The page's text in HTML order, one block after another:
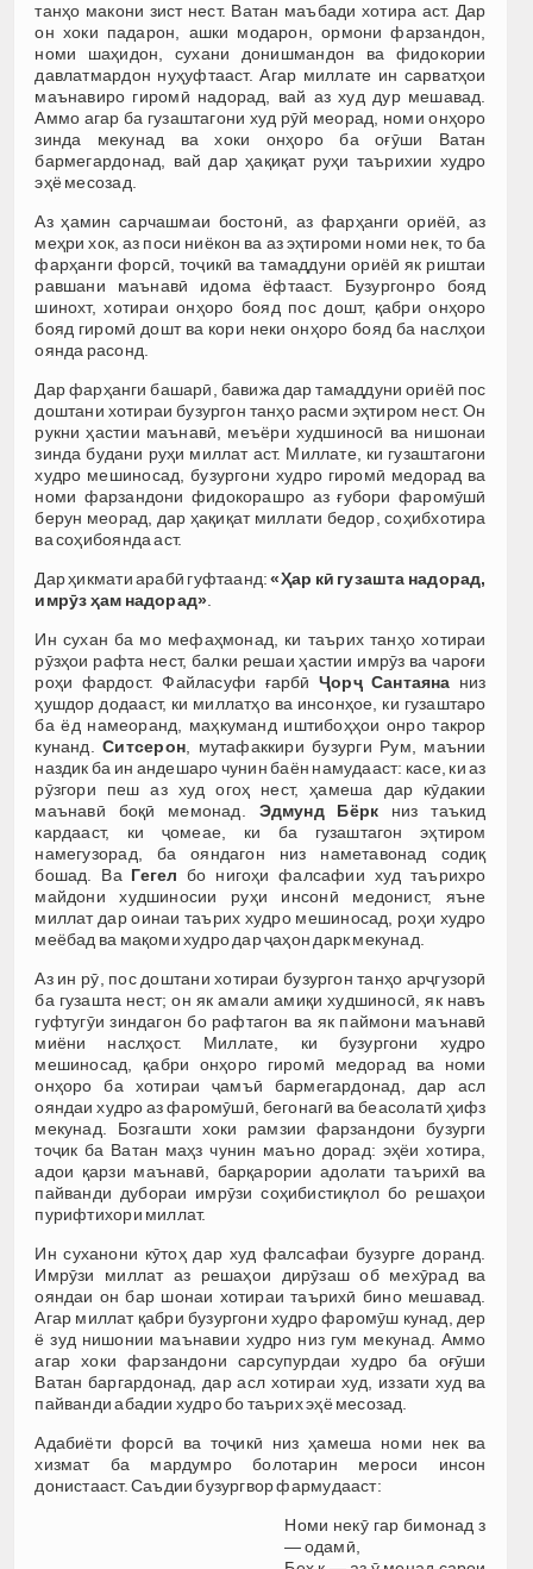
танҳо макони зист нест. Ватан маъбади хотира аст. Дар
он хоки падарон, ашки модарон, ормони фарзандон,
номи шаҳидон, сухани донишмандон ва фидокории
давлатмардон нуҳуфтааст. Агар миллате ин сарватҳои
маънавиро гиромӣ надорад, вай аз худ дур мешавад.
Аммо агар ба гузаштагони худ рӯй меорад, номи онҳоро
зинда мекунад ва хоки онҳоро ба оғӯши Ватан
бармегардонад, вай дар ҳақиқат руҳи таърихии худро
эҳё месозад.
Аз ҳамин сарчашмаи бостонӣ, аз фарҳанги ориёӣ, аз
меҳри хок, аз поси ниёкон ва аз эҳтироми номи нек, то ба
фарҳанги форсӣ, тоҷикӣ ва тамаддуни ориёӣ як риштаи
равшани маънавӣ идома ёфтааст. Бузургонро бояд
шинохт, хотираи онҳоро бояд пос дошт, қабри онҳоро
бояд гиромӣ дошт ва кори неки онҳоро бояд ба наслҳои
оянда расонд.
Дар фарҳанги башарӣ, бавижа дар тамаддуни ориёӣ пос
доштани хотираи бузургон танҳо расми эҳтиром нест. Он
рукни ҳастии маънавӣ, меъёри худшиносӣ ва нишонаи
зинда будани руҳи миллат аст. Миллате, ки гузаштагони
худро мешиносад, бузургони худро гиромӣ медорад ва
номи фарзандони фидокорашро аз ғубори фаромӯшӣ
берун меорад, дар ҳақиқат миллати бедор, соҳибхотира
ва соҳибоянда аст.
Дар ҳикмати арабӣ гуфтаанд:«Ҳар кӣ гузашта надорад,
имрӯз ҳам надорад»
Ин сухан ба мо мефаҳмонад, ки таърих танҳо хотираи
рӯзҳои рафта нест, балки решаи ҳастии имрӯз ва чароғи
роҳи фардост. Файласуфи ғарбӣ Ҷорҷ Сантаяна низ
ҳушдор додааст, ки миллатҳо ва инсонҳое, ки гузаштаро
ба ёд намеоранд, маҳкуманд иштибоҳҳои онро такрор
кунанд.Ситсерон, мутафаккири бузурги Рум, маънии
наздик ба ин андешаро чунин баён намудааст: касе, ки аз
рӯзгори пеш аз худ огоҳ нест, ҳамеша дар кӯдакии
маънавӣ боқӣ мемонад. Эдмунд Бёрк низ таъкид
кардааст, ки ҷомеае, ки ба гузаштагон эҳтиром
намегузорад, ба ояндагон низ наметавонад содиқ
бошад. Ва Гегел бо нигоҳи фалсафии худ таърихро
майдони худшиносии руҳи инсонӣ медонист, яъне
миллат дар оинаи таърих худро мешиносад, роҳи худро
меёбад ва мақоми худро дар ҷаҳон дарк мекунад.
Аз ин рӯ, пос доштани хотираи бузургон танҳо арҷгузорӣ
ба гузашта нест; он як амали амиқи худшиносӣ, як навъ
гуфтугӯи зиндагон бо рафтагон ва як паймони маънавӣ
миёни наслҳост. Миллате, ки бузургони худро
мешиносад, қабри онҳоро гиромӣ медорад ва номи
онҳоро ба хотираи ҷамъӣ бармегардонад, дар асл
ояндаи худро аз фаромӯшӣ, бегонагӣ ва беасолатӣ ҳифз
мекунад. Бозгашти хоки рамзии фарзандони бузурги
тоҷик ба Ватан маҳз чунин маъно дорад: эҳёи хотира,
адои қарзи маънавӣ, барқарории адолати таърихӣ ва
пайванди дубораи имрӯзи соҳибистиқлол бо решаҳои
пурифтихори миллат.
Ин суханони кӯтоҳ дар худ фалсафаи бузурге доранд.
Имрӯзи миллат аз решаҳои дирӯзаш об мехӯрад ва
ояндаи он бар шонаи хотираи таърихӣ бино мешавад.
Агар миллат қабри бузургони худро фаромӯш кунад, дер
ё зуд нишонии маънавии худро низ гум мекунад. Аммо
агар хоки фарзандони сарсупурдаи худро ба оғӯши
Ватан баргардонад, дар асл хотираи худ, иззати худ ва
пайванди абадии худро бо таърих эҳё месозад.
Адабиёти форсӣ ва тоҷикӣ низ ҳамеша номи нек ва
хизмат ба мардумро болотарин мероси инсон
донистааст. Саъдии бузургвор фармудааст:
Номи некӯ гар бимонад з
— одамӣ,